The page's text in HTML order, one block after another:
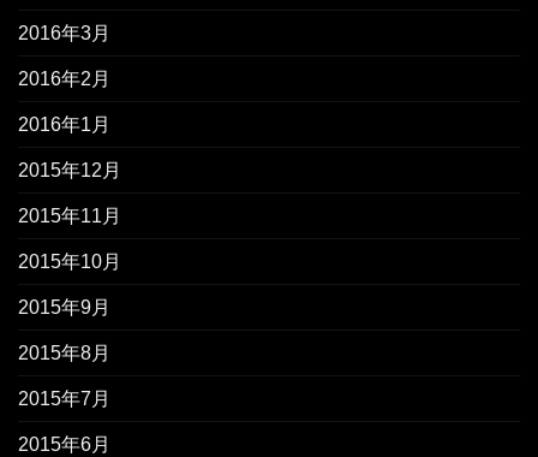
2016年3月
2016年2月
2016年1月
2015年12月
2015年11月
2015年10月
2015年9月
2015年8月
2015年7月
2015年6月